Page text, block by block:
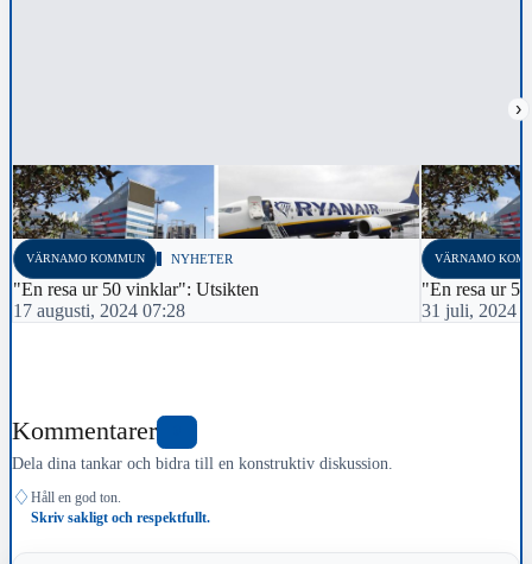
›
VÄRNAMO KOMMUN NYHETER
"En resa ur 50 vinklar": Utsikten
17 augusti, 2024 07:28
VÄRNAMO
"En resa ur
31 juli, 2024
Kommentarer
Dela dina tankar och bidra till en konstruktiv diskussion.
♢ Håll en god ton.
Skriv sakligt och respektfullt.